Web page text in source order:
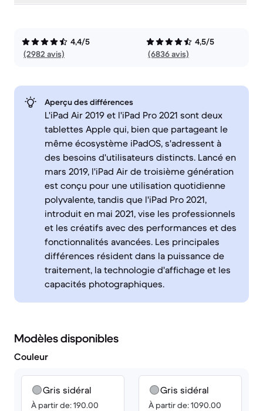
4,4/5
(2982 avis)
4,5/5
(6836 avis)
Aperçu des différences
L'iPad Air 2019 et l'iPad Pro 2021 sont deux
tablettes Apple qui, bien que partageant le
même écosystème iPadOS, s'adressent à
des besoins d'utilisateurs distincts. Lancé en
mars 2019, l'iPad Air de troisième génération
est conçu pour une utilisation quotidienne
polyvalente, tandis que l'iPad Pro 2021,
introduit en mai 2021, vise les professionnels
et les créatifs avec des performances et des
fonctionnalités avancées. Les principales
différences résident dans la puissance de
traitement, la technologie d'affichage et les
capacités photographiques.
Modèles disponibles
Couleur
Gris sidéral
À partir de: 190.00
Gris sidéral
À partir de: 1090.00